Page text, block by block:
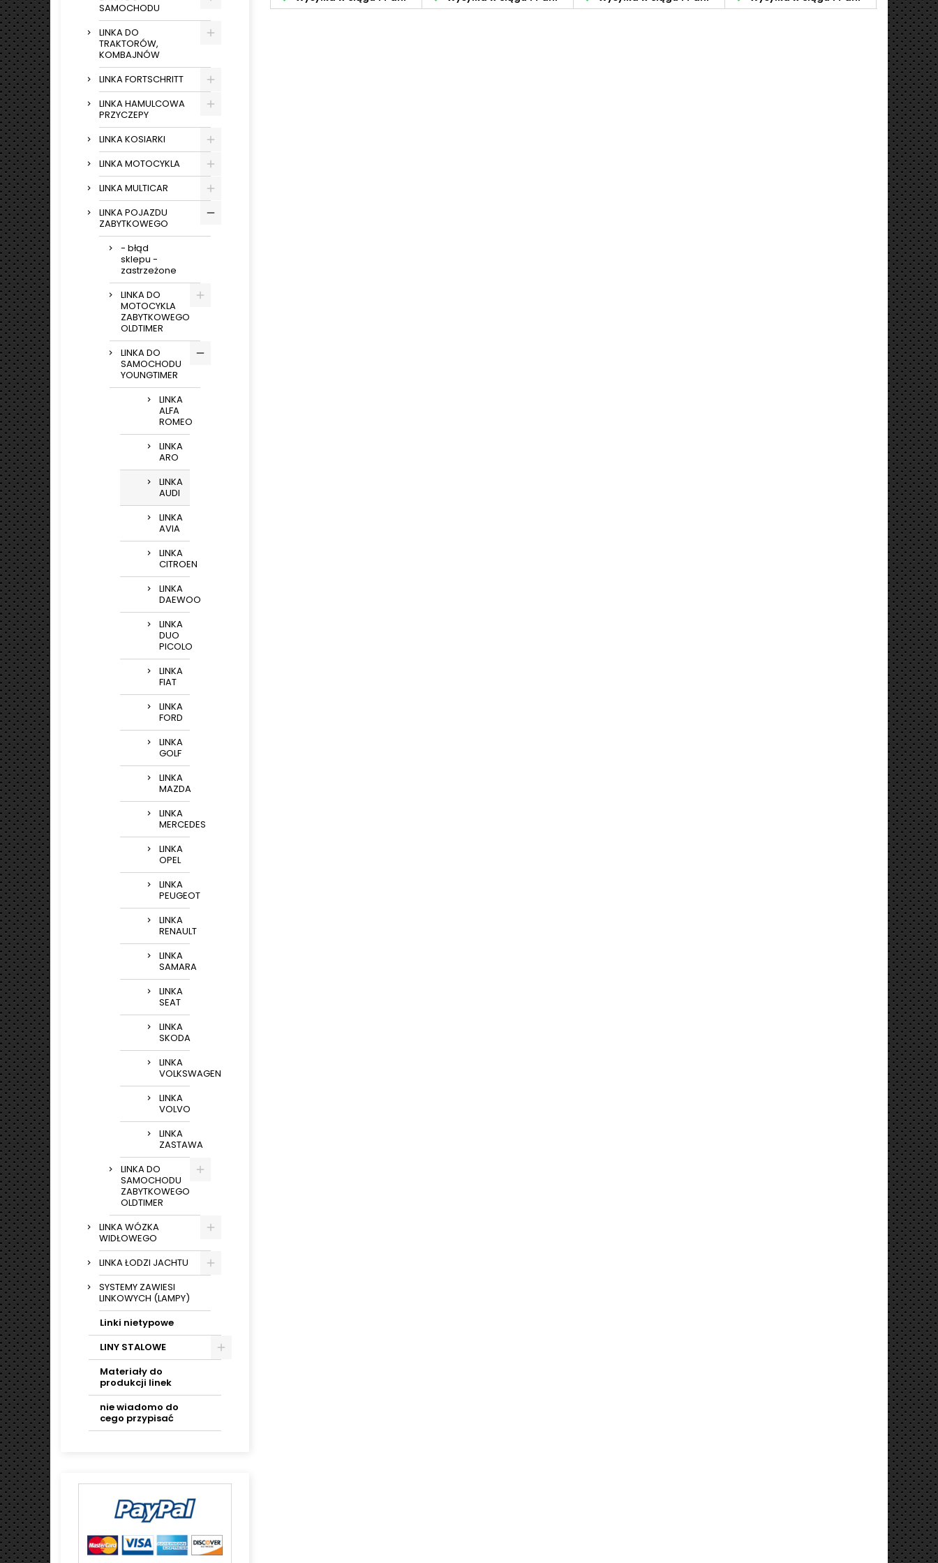
SAMOCHODU
LINKA DO
TRAKTORÓW,
KOMBAJNÓW
LINKA FORTSCHRITT
LINKA HAMULCOWA
PRZYCZEPY
LINKA KOSIARKI
LINKA MOTOCYKLA
LINKA MULTICAR
LINKA POJAZDU
ZABYTKOWEGO
- błąd
sklepu -
zastrzeżone
LINKA DO
MOTOCYKLA
ZABYTKOWEGO
OLDTIMER
LINKA DO
SAMOCHODU
YOUNGTIMER
LINKA
ALFA
ROMEO
LINKA
ARO
LINKA
AUDI
LINKA
AVIA
LINKA
CITROEN
LINKA
DAEWOO
LINKA
DUO
PICOLO
LINKA
FIAT
LINKA
FORD
LINKA
GOLF
LINKA
MAZDA
LINKA
MERCEDES
LINKA
OPEL
LINKA
PEUGEOT
LINKA
RENAULT
LINKA
SAMARA
LINKA
SEAT
LINKA
SKODA
LINKA
VOLKSWAGEN
LINKA
VOLVO
LINKA
ZASTAWA
LINKA DO
SAMOCHODU
ZABYTKOWEGO
OLDTIMER
LINKA WÓZKA
WIDŁOWEGO
LINKA ŁODZI JACHTU
SYSTEMY ZAWIESI
LINKOWYCH (LAMPY)
Linki nietypowe
LINY STALOWE
Materiały do
produkcji linek
nie wiadomo do
cego przypisać